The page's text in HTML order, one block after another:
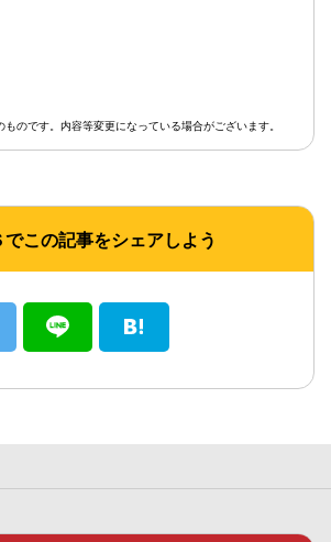
のです。内容等変更になっている場合がございます。
でこの記事をシェアしよう